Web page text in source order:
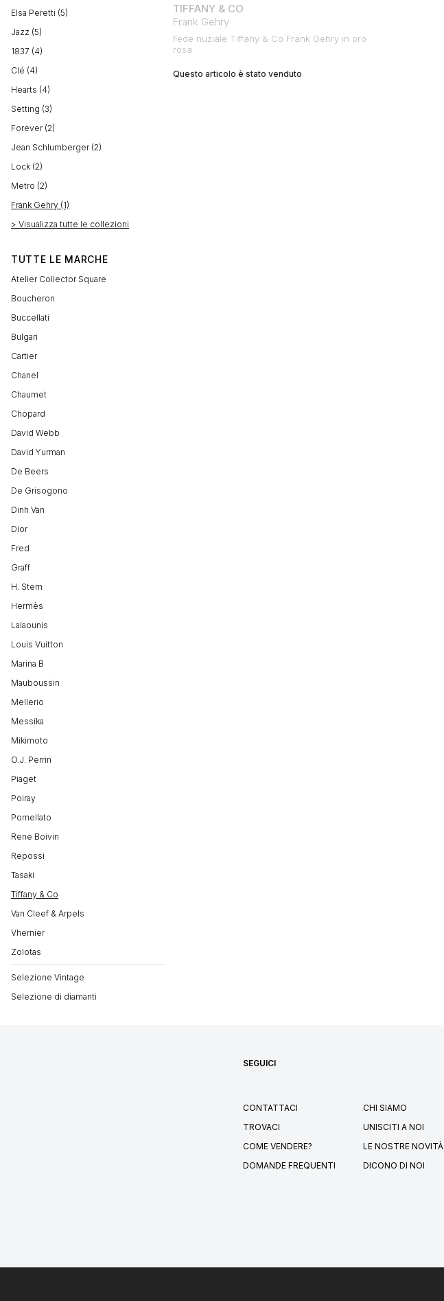
Elsa Peretti (5)
Jazz (5)
1837 (4)
Clé (4)
Hearts (4)
Setting (3)
Forever (2)
Jean Schlumberger (2)
Lock (2)
Metro (2)
Frank Gehry (1)
> Visualizza tutte le collezioni
TUTTE LE MARCHE
Atelier Collector Square
Boucheron
Buccellati
Bulgari
Cartier
Chanel
Chaumet
Chopard
David Webb
David Yurman
De Beers
De Grisogono
Dinh Van
Dior
Fred
Graff
H. Stern
Hermès
Lalaounis
Louis Vuitton
Marina B
Mauboussin
Mellerio
Messika
Mikimoto
O.J. Perrin
Piaget
Poiray
Pomellato
Rene Boivin
Repossi
Tasaki
Tiffany & Co
Van Cleef & Arpels
Vhernier
Zolotas
Selezione Vintage
Selezione di diamanti
TIFFANY & CO
Frank Gehry
Fede nuziale Tiffany & Co Frank Gehry in oro
rosa
Questo articolo è stato venduto
SEGUICI
CONTATTACI
TROVACI
COME VENDERE?
DOMANDE FREQUENTI
CHI SIAMO
UNISCITI A NOI
LE NOSTRE NOVITÀ
DICONO DI NOI